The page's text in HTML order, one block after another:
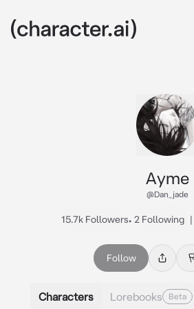
Ayme
@Dan_jade
15.7k Followers• 2 Following |
Follow
Characters Lorebooks Beta